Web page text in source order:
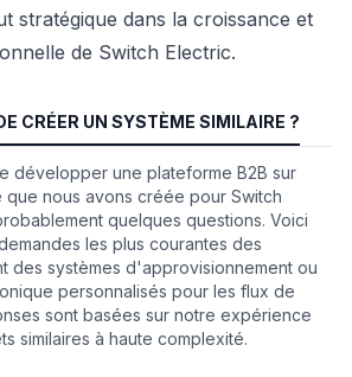
stratégique dans la croissance et
de Switch Electric.
CRÉER UN SYSTÈME SIMILAIRE ?
développer une plateforme B2B sur
que nous avons créée pour Switch
quelques questions. Voici
les plus courantes des
des systèmes d'approvisionnement ou
personnalisés pour les flux de
sont basées sur notre expérience
similaires à haute complexité.